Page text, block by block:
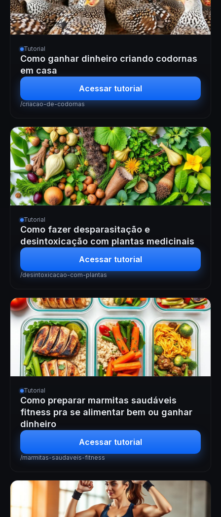
Tutorial
Como ganhar dinheiro criando codornas
em casa
Acessar tutorial
/criacao-de-codornas
Tutorial
Como fazer desparasitação e
desintoxicação com plantas medicinais
Acessar tutorial
/desintoxicacao-com-plantas
Tutorial
Como preparar marmitas saudáveis
fitness pra se alimentar bem ou ganhar
dinheiro
Acessar tutorial
/marmitas-saudaveis-fitness